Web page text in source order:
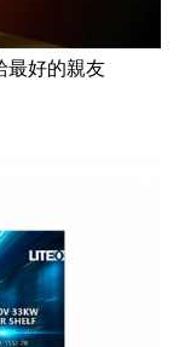
最好的親友